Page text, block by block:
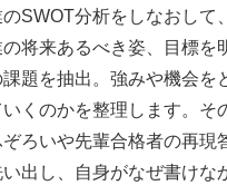
SWOT分析をしなおして
将来あるべき姿、目標を
題を抽出。強みや機会を
くのかを整理します。そ
ろいや先輩合格者の再現
出し、自身がなぜ書けな